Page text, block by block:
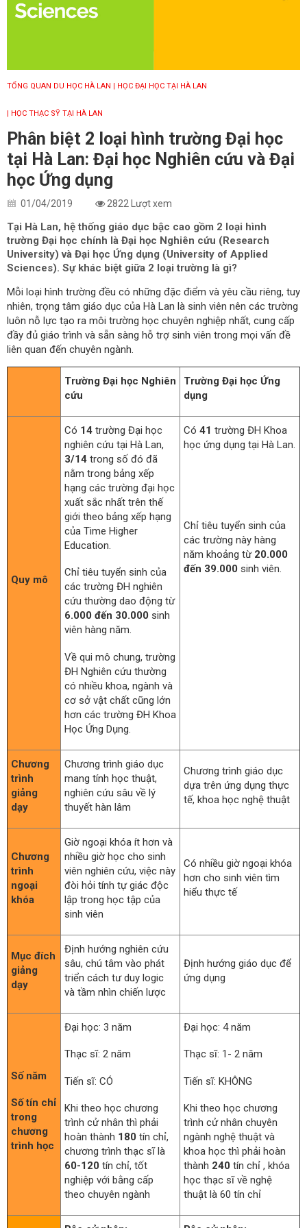
TỔNG QUAN DU HỌC HÀ LAN | HỌC ĐẠI HỌC TẠI HÀ LAN
| HỌC THẠC SỸ TẠI HÀ LAN
Phân biệt 2 loại hình trường Đại học
tại Hà Lan: Đại học Nghiên cứu và Đại
học Ứng dụng
01/04/2019 2822 Lượt xem
Tại Hà Lan, hệ thống giáo dục bậc cao gồm 2 loại hình
trường Đại học chính là Đại học Nghiên cứu (Research
University) và Đại học Ứng dụng (University of Applied
Sciences). Sự khác biệt giữa 2 loại trường là gì?
Mỗi loại hình trường đều có những đặc điểm và yêu cầu riêng, tuy
nhiên, trọng tâm giáo dục của Hà Lan là sinh viên nên các trường
luôn nỗ lực tạo ra môi trường học chuyên nghiệp nhất, cung cấp
đầy đủ giáo trình và sẵn sàng hỗ trợ sinh viên trong mọi vấn đề
liên quan đến chuyên ngành.
Trường Đại học Nghiên
cứu
Trường Đại học Ứng
dụng
Quy mô
Có 14 trường Đại học
nghiên cứu tại Hà Lan,
3/14 trong số đó đã
nằm trong bảng xếp
hạng các trường đại học
xuất sắc nhất trên thế
giới theo bảng xếp hạng
của Time Higher
Education.
Chỉ tiêu tuyển sinh của
các trường ĐH nghiên
cứu thường dao động từ
6.000 đến 30.000 sinh
viên hàng năm.
Về qui mô chung, trường
ĐH Nghiên cứu thường
có nhiều khoa, ngành và
cơ sở vật chất cũng lớn
hơn các trường ĐH Khoa
Học Ứng Dụng.
Có 41 trường ĐH Khoa
học ứng dụng tại Hà Lan.
Chỉ tiêu tuyển sinh của
các trường này hàng
năm khoảng từ 20.000
đến 39.000 sinh viên.
Chương
trình
giảng
dạy
Chương trình giáo dục
mang tính học thuật,
nghiên cứu sâu về lý
thuyết hàn lâm
Chương trình giáo dục
dựa trên ứng dụng thực
tế, khoa học nghệ thuật
Chương
trình
ngoại
khóa
Giờ ngoại khóa ít hơn và
nhiều giờ học cho sinh
viên nghiên cứu, việc này
đòi hỏi tính tự giác độc
lập trong học tập của
sinh viên
Có nhiều giờ ngoại khóa
hơn cho sinh viên tìm
hiểu thực tế
Mục đích
giảng
dạy
Định hướng nghiên cứu
sâu, chú tâm vào phát
triển cách tư duy logic
và tầm nhìn chiến lược
Định hướng giáo dục để
ứng dụng
Số năm
Số tín chỉ
trong
chương
trình học
Đại học: 3 năm
Thạc sĩ: 2 năm
Tiến sĩ: CÓ
Khi theo học chương
trình cử nhân thì phải
hoàn thành 180 tín chỉ,
chương trình thạc sĩ là
60-120 tín chỉ, tốt
nghiệp với bằng cấp
theo chuyên ngành
Đại học: 4 năm
Thạc sĩ: 1- 2 năm
Tiến sĩ: KHÔNG
Khi theo học chương
trình cử nhân chuyên
ngành nghệ thuật và
khoa học thì phải hoàn
thành 240 tín chỉ , khóa
học thạc sĩ về nghệ
thuật là 60 tín chỉ